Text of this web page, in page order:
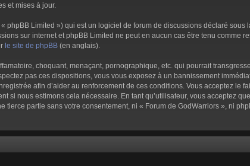
et mises à jour.
phpBB Limited ») qui est un logiciel de forum de discussions déclaré sous
sur internet et phpBB Limited ne peut en aucun cas être tenu comme
le site de phpBB (en anglais).
choquant, menaçant, pornographique, etc. qui pourrait
pas ces dispositions, vous vous exposez à un bannissement
afin d’aider au renforcement de ces conditions. Vous acceptez le
si nous estimons cela nécessaire. En tant qu’utilisateur, vous acceptez
partie sans votre consentement, ni « Forum de GodWarriors », ni